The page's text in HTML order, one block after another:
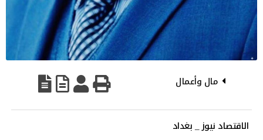
مال وأعمال
الاقتصاد نيوز _ بغداد